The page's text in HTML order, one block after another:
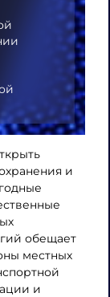
и
обещает
местных
и